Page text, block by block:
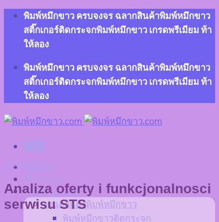
Skip
content
พิมพ์หมึกขาว ครบจงจร ฉลากสินค้าพิมพ์หมึกขาว
สติ๊กเกอร์ติดกระจกพิมพ์หมึกขาว เกรดพรีเมียม ท้า
ให้ลอง
พิมพ์หมึกขาว ครบจงจร ฉลากสินค้าพิมพ์หมึกขาว
สติ๊กเกอร์ติดกระจกพิมพ์หมึกขาว เกรดพรีเมียม ท้า
ให้ลอง
บริการของเรา
งานตกแต่งพิมพ์หมึกขาว
พิมพ์หมึกขาวติดกระจก
Analiza oferty i funkcjonalnosci
serwisu STS